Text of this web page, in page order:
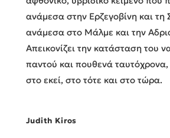
ανάμεσα στην Ερζεγοβίνη και τη
ανάμεσα στο Μάλμε και την
Απεικονίζει την κατάσταση του
παντού και πουθενά
στο εκεί, στο τότε και στο τώρα.
Judith Kiros